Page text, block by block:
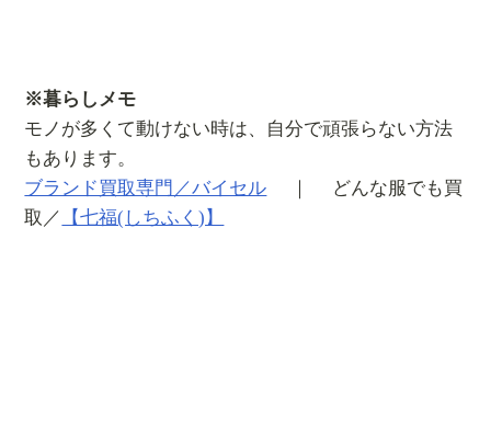
※暮らしメモ
モノが多くて動けない時は、自分で頑張らない方法
もあります。
ブランド買取専門／バイセル
｜ どんな服でも買
取／
【七福(しちふく)】